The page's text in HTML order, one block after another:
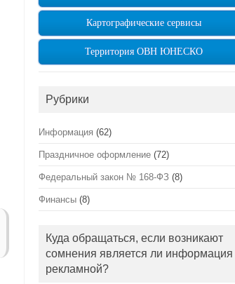
Картографические сервисы
Территория ОВН ЮНЕСКО
Рубрики
Информация (62)
Праздничное оформление (72)
Федеральный закон № 168-ФЗ (8)
Финансы (8)
Куда обращаться, если возникают
сомнения является ли информация
рекламной?